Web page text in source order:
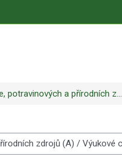
potravinových a přírodních z...